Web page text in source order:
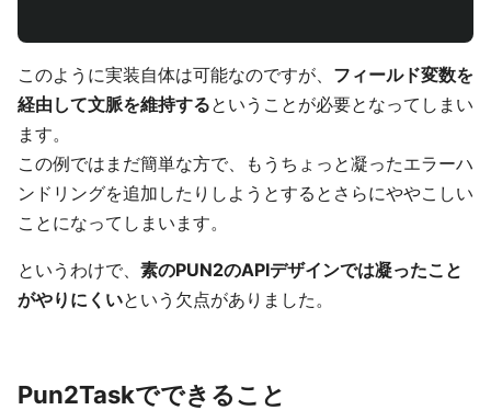
このように実装自体は可能なのですが、 フィールド変数を
経由して文脈を維持するということが必要となってしまい
ます。
この例ではまだ簡単な方で、もうちょっと凝ったエラーハ
ンドリングを追加したりしようとするとさらにややこしい
ことになってしまいます。
というわけで、 素のPUN2のAPIデザインでは凝ったこと
がやりにくいという欠点がありました。
Pun2Taskでできること